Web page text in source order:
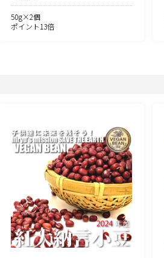
50g×2個
ポイント13倍